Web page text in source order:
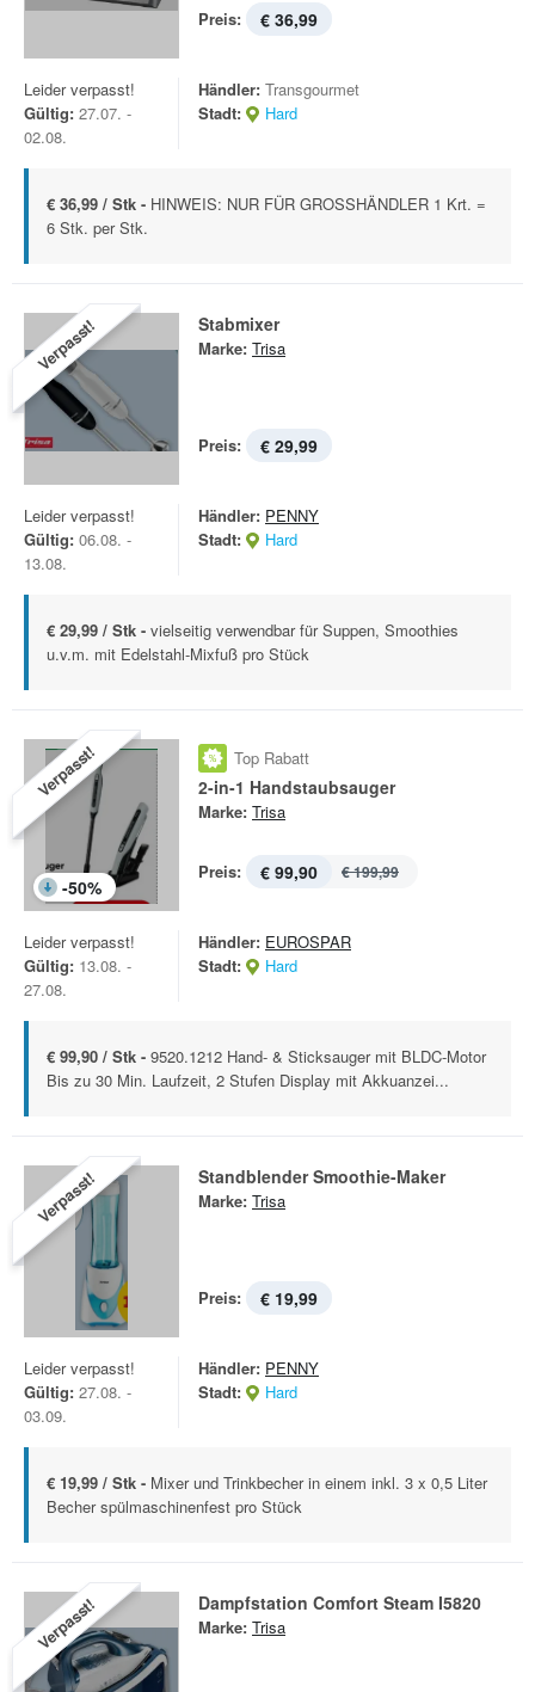
Preis: € 36,99
Leider verpasst!
Gültig: 27.07. -
02.08.
Händler: Transgourmet
Stadt:
Hard
€ 36,99 / Stk - HINWEIS: NUR FÜR GROSSHÄNDLER 1 Krt. =
6 Stk. per Stk.
Verpasst! Stabmixer
Marke: Trisa
Preis: € 29,99
Leider verpasst!
Gültig: 06.08. -
13.08.
Händler: PENNY
Stadt:
Hard
€ 29,99 / Stk - vielseitig verwendbar für Suppen, Smoothies
u.v.m. mit Edelstahl-Mixfuß pro Stück
Verpasst!
-50%
Top Rabatt
2-in-1 Handstaubsauger
Marke: Trisa
Preis: € 99,90 € 199,99
Leider verpasst!
Gültig: 13.08. -
27.08.
Händler: EUROSPAR
Stadt:
Hard
€ 99,90 / Stk - 9520.1212 Hand- & Sticksauger mit BLDC-Motor
Bis zu 30 Min. Laufzeit, 2 Stufen Display mit Akkuanzei...
Verpasst! Standblender Smoothie-Maker
Marke: Trisa
Preis: € 19,99
Leider verpasst!
Gültig: 27.08. -
03.09.
Händler: PENNY
Stadt:
Hard
€ 19,99 / Stk - Mixer und Trinkbecher in einem inkl. 3 x 0,5 Liter
Becher spülmaschinenfest pro Stück
Verpasst! Dampfstation Comfort Steam I5820
Marke: Trisa